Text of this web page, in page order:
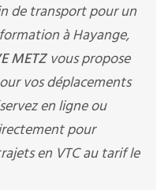
de transport pour un
à Hayange,
METZvous propose
vos déplacements
en ligne ou
pour
en VTC au tarif le